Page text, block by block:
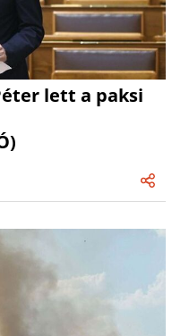
lett a paksi